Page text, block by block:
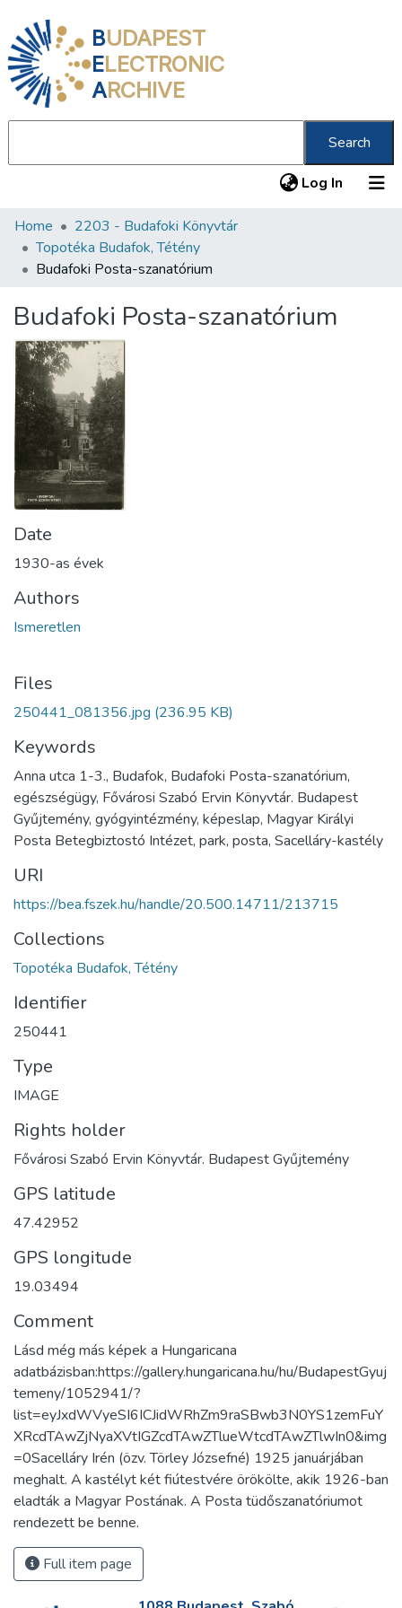
BUDAPEST
ELECTRONIC
ARCHIVE
Search
Log In (current)
Communities & Collections
All of DSpace
About us
Home
2203 - Budafoki Könyvtár
Topotéka Budafok, Tétény
Budafoki Posta-szanatórium
Budafoki Posta-szanatórium
Date
1930-as évek
Authors
Ismeretlen
Files
250441_081356.jpg (236.95 KB)
Keywords
Anna utca 1-3., Budafok, Budafoki Posta-szanatórium,
egészségügy, Fővárosi Szabó Ervin Könyvtár. Budapest
Gyűjtemény, gyógyintézmény, képeslap, Magyar Királyi
Posta Betegbiztostó Intézet, park, posta, Sacelláry-kastély
URI
https://bea.fszek.hu/handle/20.500.14711/213715
Collections
Topotéka Budafok, Tétény
Identifier
250441
Type
IMAGE
Rights holder
Fővárosi Szabó Ervin Könyvtár. Budapest Gyűjtemény
GPS latitude
47.42952
GPS longitude
19.03494
Comment
Lásd még más képek a Hungaricana
adatbázisban:https://gallery.hungaricana.hu/hu/BudapestGyuj
temeny/1052941/?
list=eyJxdWVyeSI6ICJidWRhZm9raSBwb3N0YS1zemFuY
XRcdTAwZjNyaXVtIGZcdTAwZTlueWtcdTAwZTlwIn0&img
=0Sacelláry Irén (özv. Törley Józsefné) 1925 januárjában
meghalt. A kastélyt két fiútestvére örökölte, akik 1926-ban
eladták a Magyar Postának. A Posta tüdőszanatóriumot
rendezett be benne.
Full item page